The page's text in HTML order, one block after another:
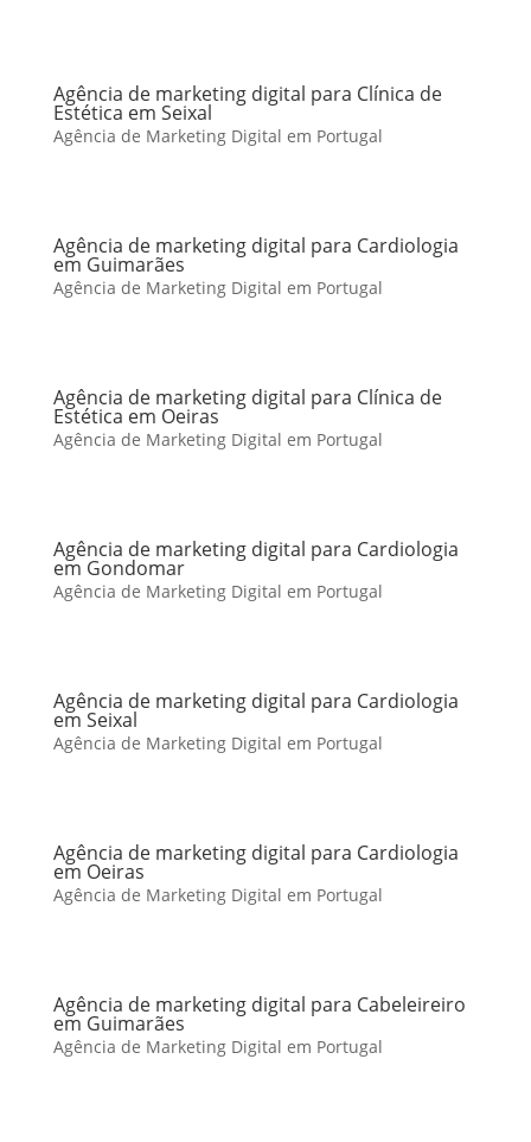
Agência de marketing digital para Clínica de
Estética em Seixal
Agência de Marketing Digital em Portugal
Agência de marketing digital para Cardiologia
em Guimarães
Agência de Marketing Digital em Portugal
Agência de marketing digital para Clínica de
Estética em Oeiras
Agência de Marketing Digital em Portugal
Agência de marketing digital para Cardiologia
em Gondomar
Agência de Marketing Digital em Portugal
Agência de marketing digital para Cardiologia
em Seixal
Agência de Marketing Digital em Portugal
Agência de marketing digital para Cardiologia
em Oeiras
Agência de Marketing Digital em Portugal
Agência de marketing digital para Cabeleireiro
em Guimarães
Agência de Marketing Digital em Portugal